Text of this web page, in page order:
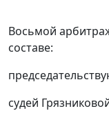
Восьмой
составе:
судей